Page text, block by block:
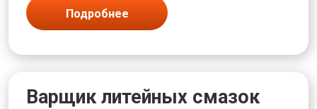
Сельское хозяйство и животноводство
Слесарь
Составитель
Строительство
Подробнее
Варщик литейных смазок